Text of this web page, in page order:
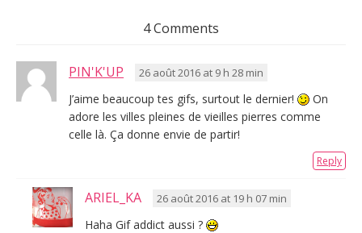
4 Comments
PIN'K'UP 26 août 2016 at 9 h 28 min
J’aime beaucoup tes gifs, surtout le dernier!
On
adore les villes pleines de vieilles pierres comme
celle là. Ça donne envie de partir!
Reply
ARIEL_KA 26 août 2016 at 19 h 07 min
Haha Gif addict aussi ?